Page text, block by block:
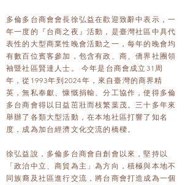
多倫多台商會會長徐弘益在歡迎致辭中表示，一
年一度的『台商之夜』活動，是臺灣社區中具代
表性的大型商業性晚會活動之一，每年的晚會均
有數百位賓客參加，包含有政、商、僑界社團領
袖暨社區賢達人士。 今年是台商會成立31周
年，從1993年到2024年，來自臺灣的商界精
英，無私奉獻、慷慨捐輸、分工協作，使得多倫
多台商會得以日益茁壯而枝繁葉茂。三十多年來
舉辦了各類大型活動，在本地社區打響了知名
度，成為加台經濟文化交流的橋樑。
徐弘益說，多倫多台商會自創會以來，堅持以
「政治中立、商貿為主」為方向，積極與本地不
同族裔及社區進行交流，將台商會打造成為一個